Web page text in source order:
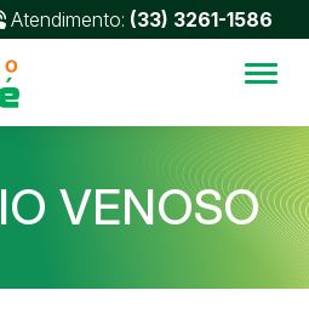
Atendimento: (33) 3261-1586
VENOSO